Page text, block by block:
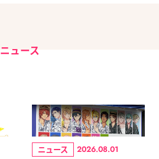
ニュース
ニュース 2026.08.01